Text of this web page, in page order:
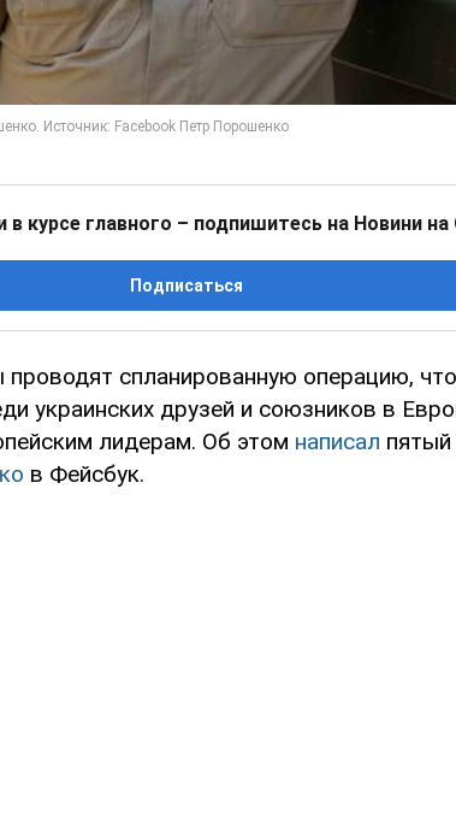
курсе главного – подпишитесь на Новини на
Подписаться
проводят спланированную операцию,
украинских друзей и союзников в
лидерам. Об этом написал пятый
в Фейсбук.